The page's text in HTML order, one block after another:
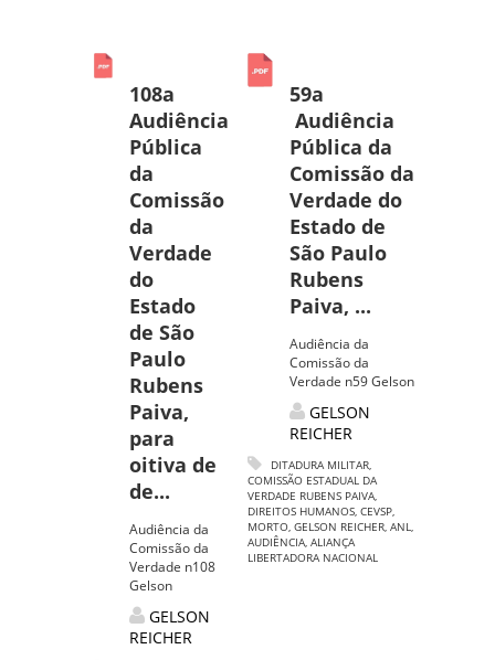
108a
Audiência
Pública
da
Comissão
da
Verdade
do
Estado
de São
Paulo
Rubens
Paiva,
para
oitiva de
de...
Audiência da
Comissão da
Verdade n108
Gelson
GELSON
REICHER
59a
Audiência
Pública da
Comissão da
Verdade do
Estado de
São Paulo
Rubens
Paiva, ...
Audiência da
Comissão da
Verdade n59 Gelson
GELSON
REICHER
DITADURA MILITAR,
COMISSÃO ESTADUAL DA
VERDADE RUBENS PAIVA,
DIREITOS HUMANOS, CEVSP,
MORTO, GELSON REICHER, ANL,
AUDIÊNCIA, ALIANÇA
LIBERTADORA NACIONAL